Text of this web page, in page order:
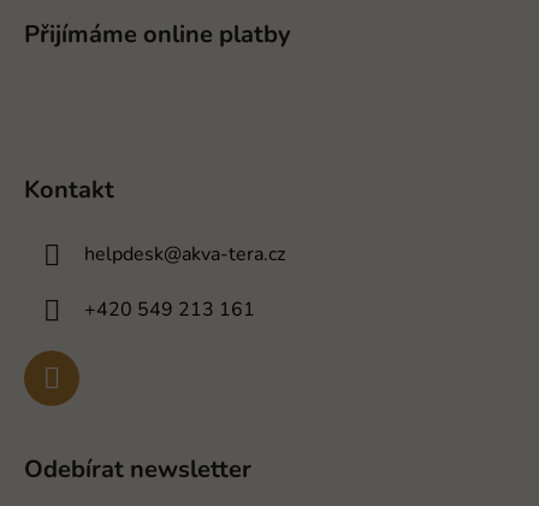
Přijímáme online platby
Kontakt
helpdesk@akva-tera.cz
+420 549 213 161
Odebírat newsletter